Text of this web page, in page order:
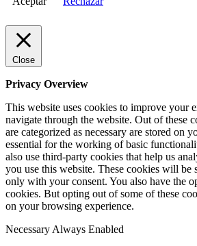
Close
Privacy Overview
This website uses cookies to improve your
navigate through the website. Out of these
are categorized as necessary are stored on
essential for the working of basic
also use third-party cookies that help us
you use this website. These cookies will be
only with your consent. You also have the
cookies. But opting out of some of these
on your browsing experience.
Necessary Always Enabled